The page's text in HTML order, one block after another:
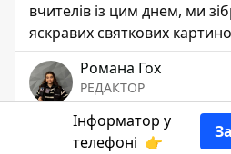
вчителів із цим днем, ми
яскравих святкових
Романа Гох
РЕДАКТОР
Інформатор у
телефоні 👉